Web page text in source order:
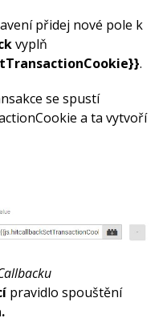
přidej nové pole k
vyplň
.
se spustí
a ta vytvoří
pravidlo spouštění